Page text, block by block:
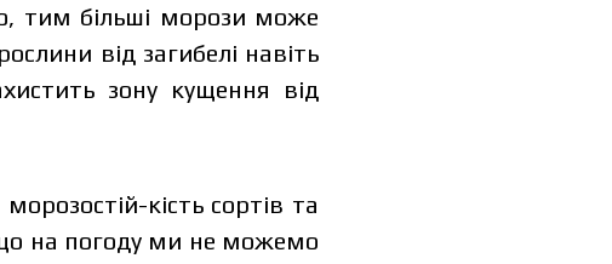
тим більші морози може
від загибелі навіть
зону кущення від
кість сортів та
на погоду ми не можемо